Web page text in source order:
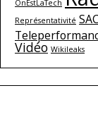
OnEstLaTech
Représentativité
Vidéo Wikileaks